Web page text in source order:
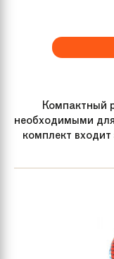
Компактный
необходимыми
комплект